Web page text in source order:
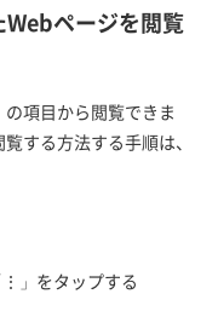
ページを閲覧
項目から閲覧できま
する方法する手順は、
」をタップする